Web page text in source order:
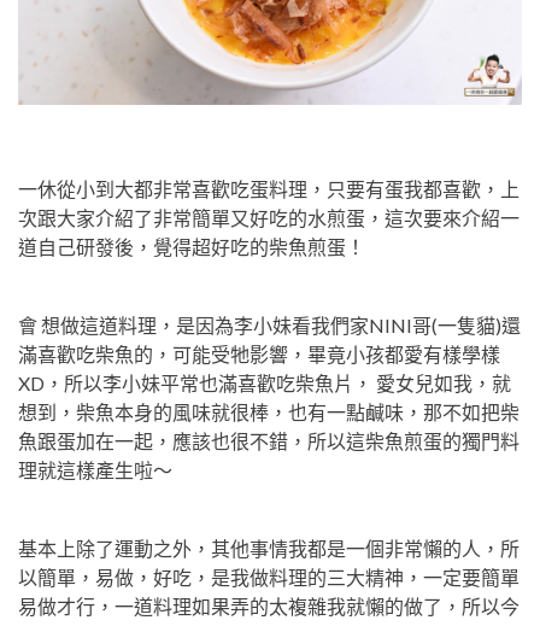
一休從小到大都非常喜歡吃蛋料理，只要有蛋我都喜歡，上
次跟大家介紹了非常簡單又好吃的水煎蛋，這次要來介紹一
道自己研發後，覺得超好吃的柴魚煎蛋！
會 想做這道料理，是因為李小妹看我們家NINI哥(一隻貓)還
滿喜歡吃柴魚的，可能受牠影響，畢竟小孩都愛有樣學樣
XD，所以李小妹平常也滿喜歡吃柴魚片， 愛女兒如我，就
想到，柴魚本身的風味就很棒，也有一點鹹味，那不如把柴
魚跟蛋加在一起，應該也很不錯，所以這柴魚煎蛋的獨門料
理就這樣產生啦～
基本上除了運動之外，其他事情我都是一個非常懶的人，所
以簡單，易做，好吃，是我做料理的三大精神，一定要簡單
易做才行，一道料理如果弄的太複雜我就懶的做了，所以今